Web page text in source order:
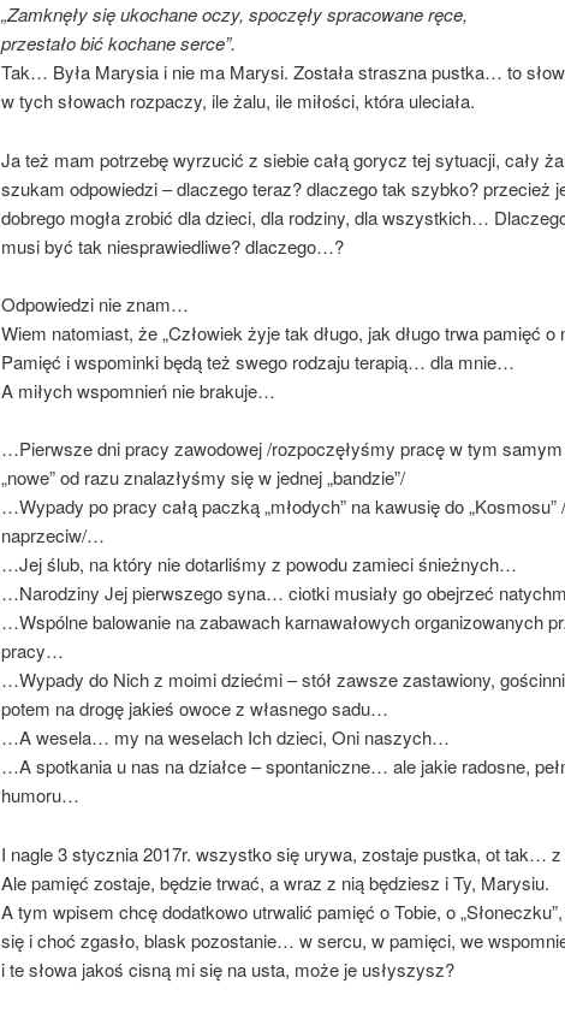
„Zamknęły się ukochane oczy, spoczęły spracowane ręce,
przestało bić kochane serce”.
Tak… Była Marysia i nie ma Marysi. Została straszna pustka… to
w tych słowach rozpaczy, ile żalu, ile miłości, która uleciała.
Ja też mam potrzebę wyrzucić z siebie całą gorycz tej sytuacji, cały
szukam odpowiedzi – dlaczego teraz? dlaczego tak szybko? przecież
dobrego mogła zrobić dla dzieci, dla rodziny, dla wszystkich…
musi być tak niesprawiedliwe? dlaczego…?
Odpowiedzi nie znam…
Wiem natomiast, że „Człowiek żyje tak długo, jak długo trwa pamięć o
Pamięć i wspominki będą też swego rodzaju terapią… dla mnie…
A miłych wspomnień nie brakuje…
…Pierwsze dni pracy zawodowej /rozpoczęłyśmy pracę w tym
„nowe” od razu znalazłyśmy się w jednej „bandzie”/
…Wypady po pracy całą paczką „młodych” na kawusię do „Kosmosu”
naprzeciw/…
…Jej ślub, na który nie dotarliśmy z powodu zamieci śnieżnych…
…Narodziny Jej pierwszego syna… ciotki musiały go obejrzeć
…Wspólne balowanie na zabawach karnawałowych organizowanych
pracy…
…Wypady do Nich z moimi dziećmi – stół zawsze zastawiony,
potem na drogę jakieś owoce z własnego sadu…
…A wesela… my na weselach Ich dzieci, Oni naszych…
…A spotkania u nas na działce – spontaniczne… ale jakie radosne,
humoru…
I nagle 3 stycznia 2017r. wszystko się urywa, zostaje pustka, ot tak…
Ale pamięć zostaje, będzie trwać, a wraz z nią będziesz i Ty, Marysiu.
A tym wpisem chcę dodatkowo utrwalić pamięć o Tobie, o
się i choć zgasło, blask pozostanie… w sercu, w pamięci, we
i te słowa jakoś cisną mi się na usta, może je usłyszysz?